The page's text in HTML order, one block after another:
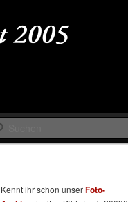
Kennt ihr schon unserFoto-